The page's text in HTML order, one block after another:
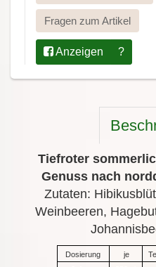
Fragen zum Artikel
Anzeigen ?
Tiefroter
Genuss nach
Zutaten:
Weinbeeren,
Dosierung je